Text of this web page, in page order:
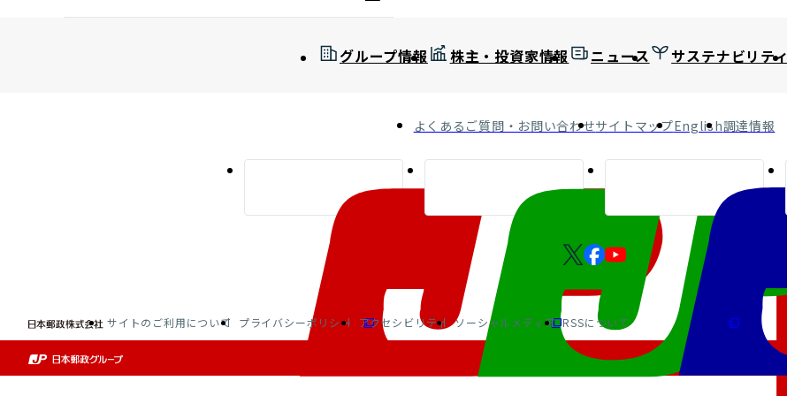
グループ情報 株主・投資家情報 ニュース サステナビリティ
よくあるご質問・お問い合わせサイトマップEnglish調達情報
サイトのご利用について プライバシーポリシー アクセシビリティ ソーシャルメディア RSSについて